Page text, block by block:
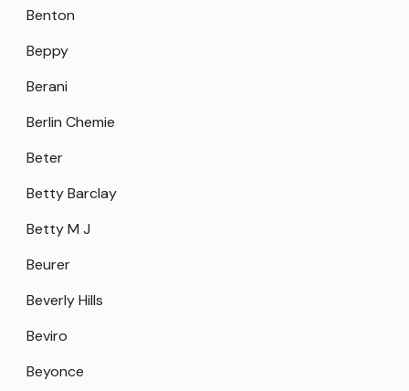
Benton
Beppy
Berani
Berlin Chemie
Beter
Betty Barclay
Betty M J
Beurer
Beverly Hills
Beviro
Beyonce